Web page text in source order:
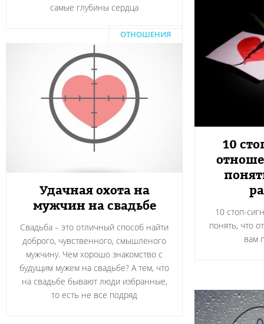
самые глубины сердца
10
10 стоп-
понять, что
вам
ОТНОШЕНИЯ
Удачная охота на
мужчин на свадьбе
Свадьба – это отличный способ найти
доброго, чувственного, смышленого
мужчину. Чем хорошо знакомство с
будущим мужем на свадьбе? А тем, что
на свадьбе бывают люди избранные,
то есть не все подряд